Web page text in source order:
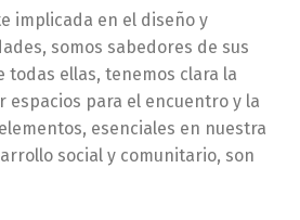
implicada en el diseño y
somos sabedores de sus
todas ellas, tenemos clara la
espacios para el encuentro y la
esenciales en nuestra
social y comunitario, son